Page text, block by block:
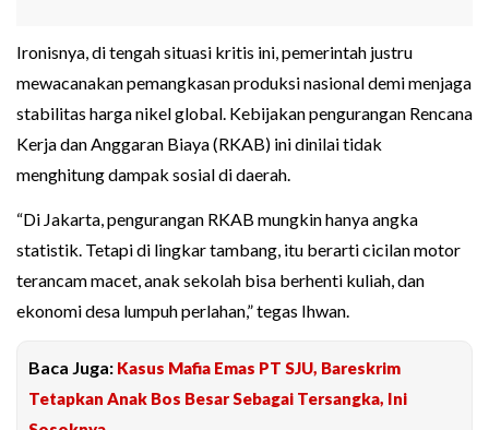
Ironisnya, di tengah situasi kritis ini, pemerintah justru
mewacanakan pemangkasan produksi nasional demi menjaga
stabilitas harga nikel global. Kebijakan pengurangan Rencana
Kerja dan Anggaran Biaya (RKAB) ini dinilai tidak
menghitung dampak sosial di daerah.
“Di Jakarta, pengurangan RKAB mungkin hanya angka
statistik. Tetapi di lingkar tambang, itu berarti cicilan motor
terancam macet, anak sekolah bisa berhenti kuliah, dan
ekonomi desa lumpuh perlahan,” tegas Ihwan.
Baca Juga: Kasus Mafia Emas PT SJU, Bareskrim
Tetapkan Anak Bos Besar Sebagai Tersangka, Ini